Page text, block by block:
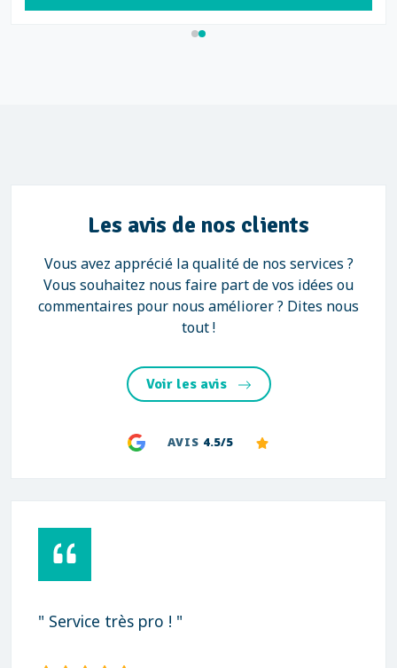
Les avis de nos clients
Vous avez apprécié la qualité de nos services ?
Vous souhaitez nous faire part de vos idées ou
commentaires pour nous améliorer ? Dites nous
tout !
Voir les avis
AVIS 4.5/5
" Service très pro ! "